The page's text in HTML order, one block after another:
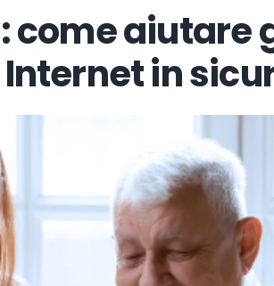
come aiutare
in